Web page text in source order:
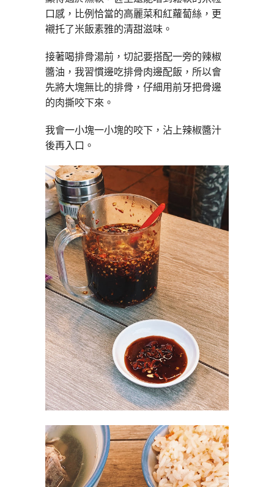
口感，比例恰當的高麗菜和紅蘿蔔絲，更
襯托了米飯素雅的清甜滋味。
接著喝排骨湯前，切記要搭配一旁的辣椒
醬油，我習慣邊吃排骨肉邊配飯，所以會
先將大塊無比的排骨，仔細用前牙把骨邊
的肉撕咬下來。
我會一小塊一小塊的咬下，沾上辣椒醬汁
後再入口。